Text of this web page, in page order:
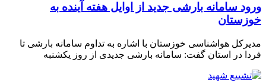
سامانه بارشی جدید از اوایل هفته آینده به
هواشناسی خوزستان با اشاره به تداوم سامانه بارشی تا
در استان گفت: سامانه بارشی جدیدی از روز یکشنبه